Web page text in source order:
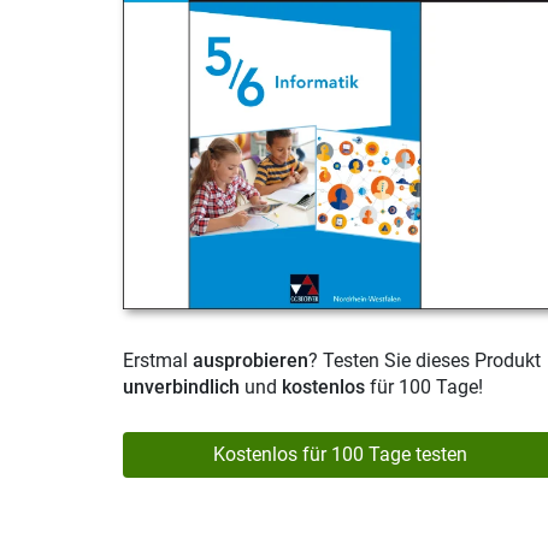
Erstmal ausprobieren? Testen Sie dieses Produkt
unverbindlich und kostenlos für 100 Tage!
Kostenlos für 100 Tage testen